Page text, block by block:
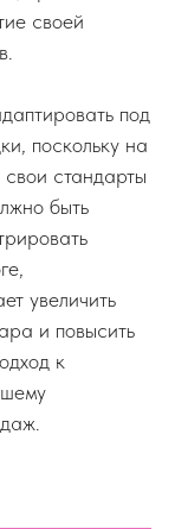
своей
под
поскольку на
стандарты
быть
увеличить
и повысить
к